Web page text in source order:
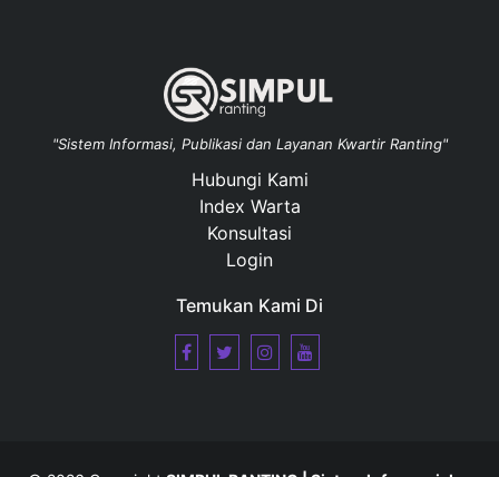
"Sistem Informasi, Publikasi dan Layanan Kwartir Ranting"
Hubungi Kami
Index Warta
Konsultasi
Login
Temukan Kami Di